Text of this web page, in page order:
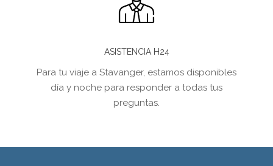
ASISTENCIA H24
Para tu viaje a Stavanger, estamos disponibles
día y noche para responder a todas tus
preguntas.